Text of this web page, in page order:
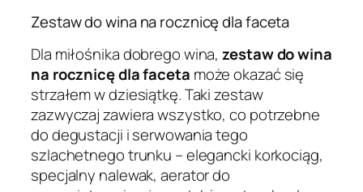
Zestaw do wina na rocznicę dla faceta
Dla miłośnika dobrego wina,zestaw do wina
na rocznicę dla faceta może okazać się
strzałem w dziesiątkę. Taki zestaw
zazwyczaj zawiera wszystko, co potrzebne
do degustacji i serwowania tego
szlachetnego trunku – elegancki korkociąg,
specjalny nalewak, aerator do